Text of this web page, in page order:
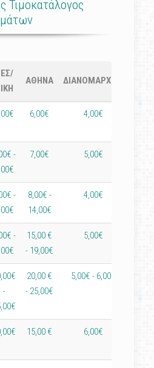
Τιμοκατάλογος
ΑΘΗΝΑ ΔΙΑΝΟΜΑΡΧΙΚΑ
6,00€ 4,00€
-
7,00€ 5,00€
-
8,00€ -
14,00€
4,00€
-
15,00 €
- 19,00€
5,00€
-
20,00 €
- 25,00€
5,00€ - 6,00€
15,00 € 6,00€